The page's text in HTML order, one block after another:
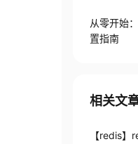
从零开始
置指南
相关文
【redis